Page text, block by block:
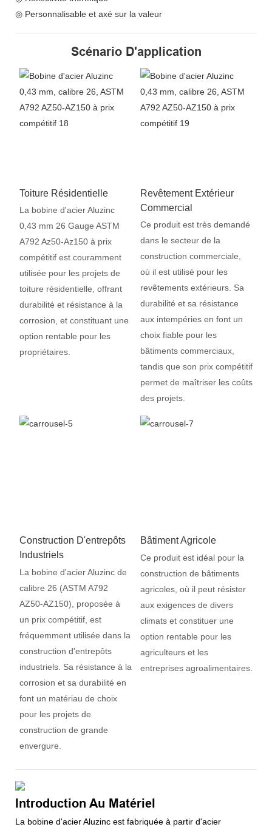
◎ Personnalisable et axé sur la valeur
Scénario D'application
Toiture Résidentielle
La bobine d'acier Aluzinc
0,43 mm 26 Gauge ASTM
A792 Az50-Az150 à prix
compétitif est couramment
utilisée pour les projets de
toiture résidentielle, offrant
durabilité et résistance à la
corrosion, et constituant une
option rentable pour les
propriétaires.
Revêtement Extérieur
Commercial
Ce produit est très demandé
dans le secteur de la
construction commerciale,
où il est utilisé pour les
revêtements extérieurs. Sa
durabilité et sa résistance
aux intempéries en font un
choix fiable pour les
bâtiments commerciaux,
tandis que son prix compétitif
permet de maîtriser les coûts
des projets.
Construction D'entrepôts
Industriels
La bobine d'acier Aluzinc de
calibre 26 (ASTM A792
AZ50-AZ150), proposée à
un prix compétitif, est
fréquemment utilisée dans la
construction d'entrepôts
industriels. Sa résistance à la
corrosion et sa durabilité en
font un matériau de choix
pour les projets de
construction de grande
envergure.
Bâtiment Agricole
Ce produit est idéal pour la
construction de bâtiments
agricoles, où il peut résister
aux exigences de divers
climats et constituer une
option rentable pour les
agriculteurs et les
entreprises agroalimentaires.
Introduction Au Matériel
La bobine d'acier Aluzinc est fabriquée à partir d'acier